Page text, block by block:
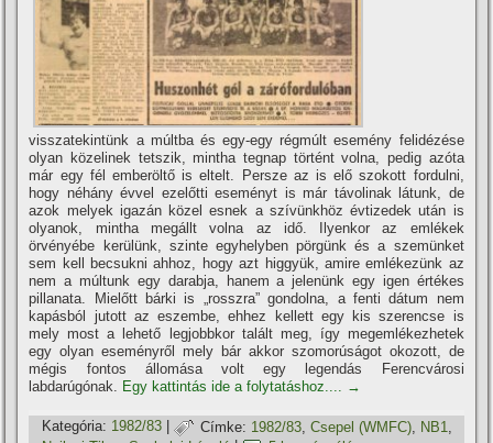
visszatekintünk a múltba és egy-egy régmúlt esemény felidézése
olyan közelinek tetszik, mintha tegnap történt volna, pedig azóta
már egy fél emberöltő is eltelt. Persze az is elő szokott fordulni,
hogy néhány évvel ezelőtti eseményt is már távolinak látunk, de
azok melyek igazán közel esnek a szí­vünkhöz évtizedek után is
olyanok, mintha megállt volna az idő. Ilyenkor az emlékek
örvényébe kerülünk, szinte egyhelyben pörgünk és a szemünket
sem kell becsukni ahhoz, hogy azt higgyük, amire emlékezünk az
nem a múltunk egy darabja, hanem a jelenünk egy igen értékes
pillanata. Mielőtt bárki is „rosszra” gondolna, a fenti dátum nem
kapásból jutott az eszembe, ehhez kellett egy kis szerencse is
mely most a lehető legjobbkor talált meg, í­gy megemlékezhetek
egy olyan eseményről mely bár akkor szomorúságot okozott, de
mégis fontos állomása volt egy legendás Ferencvárosi
labdarúgónak. Egy kattintás ide a folytatáshoz.... →
Kategória: 1982/83 | Címke: 1982/83 ,Csepel (WMFC) NB1